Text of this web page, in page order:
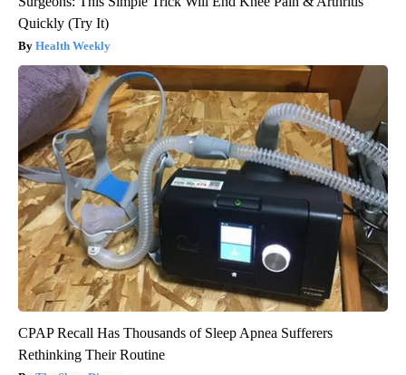
Quickly (Try It)
Health Weekly
CPAP Recall Has Thousands of Sleep Apnea Sufferers
Rethinking Their Routine